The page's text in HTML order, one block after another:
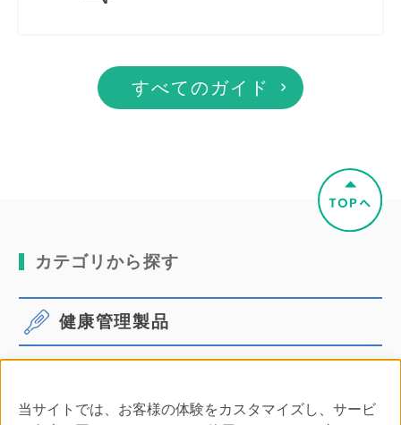
すべてのガイド
カテゴリから探す
健康管理製品
口腔ケア その他商品・別売品
当サイトでは、お客様の体験をカスタマイズし、サービ